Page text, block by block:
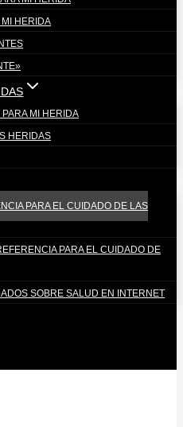
HERIDA
MI HERIDA
HERIDAS
PARA EL CUIDADO DE LAS
PARA EL CUIDADO DE
SOBRE SALUD EN INTERNET